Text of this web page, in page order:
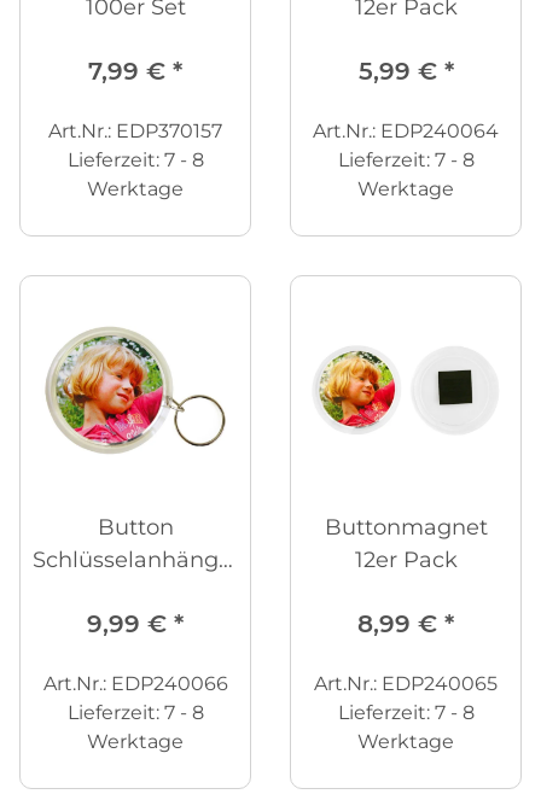
100er Set
7,99 € *
Art.Nr.: EDP370157
Lieferzeit: 7 - 8
Werktage
12er Pack
5,99 € *
Art.Nr.: EDP240064
Lieferzeit: 7 - 8
Werktage
Button
Schlüsselanhänger
9,99 € *
Art.Nr.: EDP240066
Lieferzeit: 7 - 8
Werktage
Buttonmagnet
12er Pack
8,99 € *
Art.Nr.: EDP240065
Lieferzeit: 7 - 8
Werktage